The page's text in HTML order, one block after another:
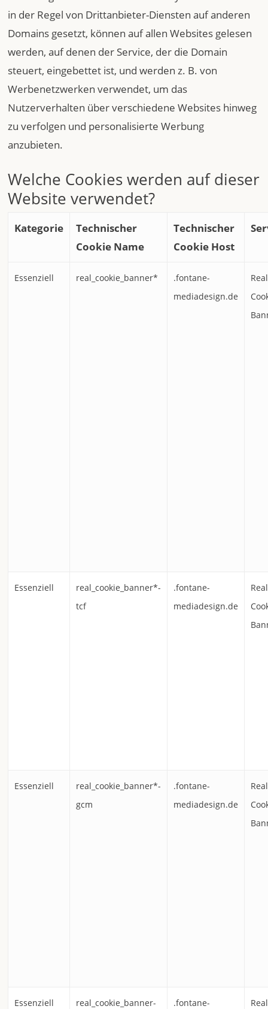
in der Regel von Drittanbieter-Diensten auf anderen
Domains gesetzt, können auf allen Websites gelesen
werden, auf denen der Service, der die Domain
steuert, eingebettet ist, und werden z. B. von
Werbenetzwerken verwendet, um das
Nutzerverhalten über verschiedene Websites hinweg
zu verfolgen und personalisierte Werbung
anzubieten.
Welche Cookies werden auf dieser
Website verwendet?
Kategorie
Technischer
Cookie Name
Technischer
Cookie Host
Essenziell real_cookie_banner*
.fontane-
mediadesign.de
Real
Essenziell
real_cookie_banner*-
tcf
.fontane-
mediadesign.de
Real
Essenziell
real_cookie_banner*-
gcm
.fontane-
mediadesign.de
Real
Essenziell
real_cookie_banner-
.fontane-
Real